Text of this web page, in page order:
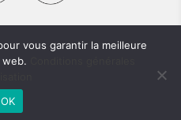
vous garantir la meilleure
OK